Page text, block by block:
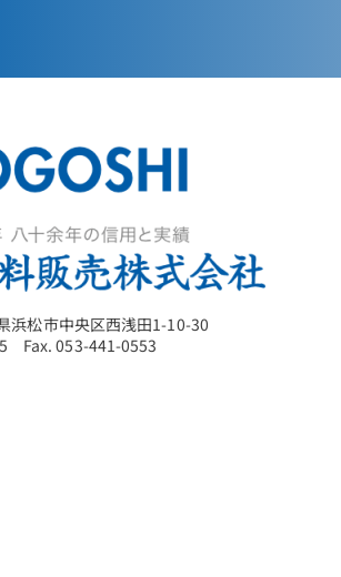
浜松市中央区西浅田1-10-30
Fax. 053-441-0553